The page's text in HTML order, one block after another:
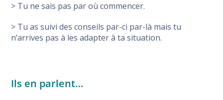
> Tu ne sais pas par où commencer.
> Tu as suivi des conseils par-ci par-là mais tu
n’arrives pas à les adapter à ta situation.
Ils en parlent…